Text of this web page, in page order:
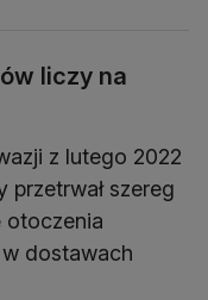
liczy na
z lutego 2022
szereg
otoczenia
dostawach